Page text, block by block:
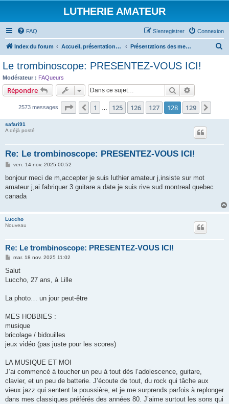
LUTHERIE AMATEUR
FAQ Connexion
S’enregistrer
Index du forum Accueil, présentations et informations Présentations des membres
c
e
Le trombinoscope: PRESENTEZ-VOUS ICI!
Modérateur : FAQueurs
Répondre Rechercher
2573 messages Page 128 sur129
Précédente
1 125 126 127 128 129
safari91
A déjà posté
Re: Le trombinoscope: PRESENTEZ-VOUS ICI!
M
s
a
g
ven. 14 nov. 2025 00:52
bonjour meci de m,accepter je suis luthier amateur j,insiste sur mot
amateur j,ai fabriquer 3 guitare a date je suis rive sud montreal quebec
canada
Luccho
Nouveau
Re: Le trombinoscope: PRESENTEZ-VOUS ICI!
M
s
a
mar. 18 nov. 2025 11:02
Salut
Luccho, 27 ans, à Lille
La photo… un jour peut-être
MES HOBBIES :
musique
bricolage / bidouilles
jeux vidéo (pas juste pour les scores)
LA MUSIQUE ET MOI
J’ai commencé à toucher un peu à tout dès l’adolescence, guitare,
clavier, et un peu de batterie. J’écoute de tout, du rock qui tâche aux
vieux jazz qui sentent la poussière, et je me surprends parfois à replonger
dans mes classiques préférés des années 80. J’aime surtout les sons qui